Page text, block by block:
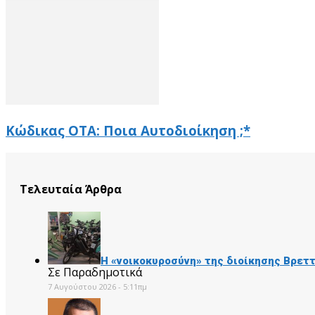
Κώδικας ΟΤΑ: Ποια Αυτοδιοίκηση ;*
Τελευταία Άρθρα
Η «νοικοκυροσύνη» της διοίκησης
Σε Παραδημοτικά
7 Αυγούστου 2026 - 5:11πμ